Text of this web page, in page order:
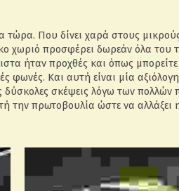
τώρα. Που δίνει χαρά στους
χωριό προσφέρει δωρεάν όλα του
ήταν προχθές και όπως
φωνές. Και αυτή είναι μία
δύσκολες σκέψεις λόγω των
την πρωτοβουλία ώστε να